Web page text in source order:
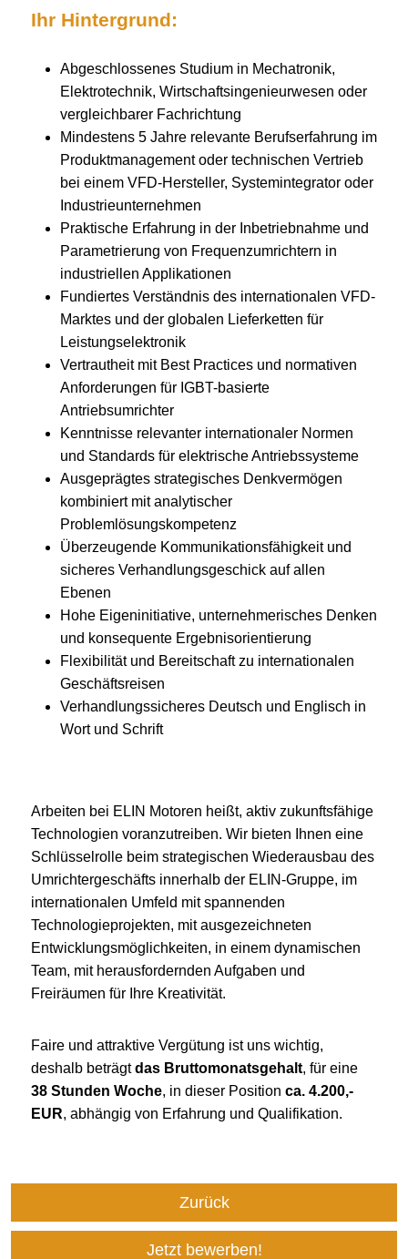
Ihr Hintergrund:
Abgeschlossenes Studium in Mechatronik,
Elektrotechnik, Wirtschaftsingenieurwesen oder
vergleichbarer Fachrichtung
Mindestens 5 Jahre relevante Berufserfahrung im
Produktmanagement oder technischen Vertrieb
bei einem VFD-Hersteller, Systemintegrator oder
Industrieunternehmen
Praktische Erfahrung in der Inbetriebnahme und
Parametrierung von Frequenzumrichtern in
industriellen Applikationen
Fundiertes Verständnis des internationalen VFD-
Marktes und der globalen Lieferketten für
Leistungselektronik
Vertrautheit mit Best Practices und normativen
Anforderungen für IGBT-basierte
Antriebsumrichter
Kenntnisse relevanter internationaler Normen
und Standards für elektrische Antriebssysteme
Ausgeprägtes strategisches Denkvermögen
kombiniert mit analytischer
Problemlösungskompetenz
Überzeugende Kommunikationsfähigkeit und
sicheres Verhandlungsgeschick auf allen
Ebenen
Hohe Eigeninitiative, unternehmerisches Denken
und konsequente Ergebnisorientierung
Flexibilität und Bereitschaft zu internationalen
Geschäftsreisen
Verhandlungssicheres Deutsch und Englisch in
Wort und Schrift
Arbeiten bei ELIN Motoren heißt, aktiv zukunftsfähige
Technologien voranzutreiben. Wir bieten Ihnen eine
Schlüsselrolle beim strategischen Wiederausbau des
Umrichtergeschäfts innerhalb der ELIN-Gruppe, im
internationalen Umfeld mit spannenden
Technologieprojekten, mit ausgezeichneten
Entwicklungsmöglichkeiten, in einem dynamischen
Team, mit herausfordernden Aufgaben und
Freiräumen für Ihre Kreativität.
Faire und attraktive Vergütung ist uns wichtig,
deshalb beträgtdas Bruttomonatsgehalt, für eine
38 Stunden Woche, in dieser Position ca. 4.200,-
EUR, abhängig von Erfahrung und Qualifikation.
Zurück
Jetzt bewerben!